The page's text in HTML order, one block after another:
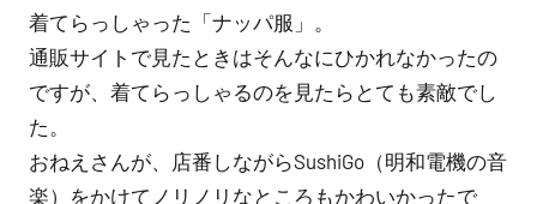
着てらっしゃった「ナッパ服」。
通販サイトで見たときはそんなにひかれなかったの
ですが、着てらっしゃるのを見たらとても素敵でし
た。
おねえさんが、店番しながらSushiGo（明和電機の音
楽）をかけてノリノリなところもかわいかったで